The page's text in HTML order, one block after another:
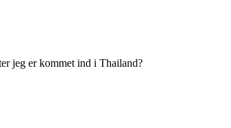
jeg er kommet ind i Thailand?